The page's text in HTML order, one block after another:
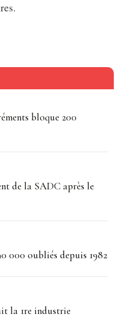
bloque 200
de la SADC après le
000 oubliés depuis 1982
la 1re industrie